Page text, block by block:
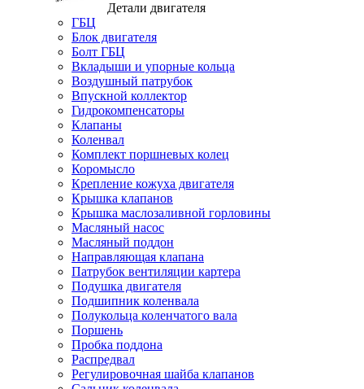
Детали двигателя
ГБЦ
Блок двигателя
Болт ГБЦ
Вкладыши и упорные кольца
Воздушный патрубок
Впускной коллектор
Гидрокомпенсаторы
Клапаны
Коленвал
Комплект поршневых колец
Коромысло
Крепление кожуха двигателя
Крышка клапанов
Крышка маслозаливной горловины
Масляный насос
Масляный поддон
Направляющая клапана
Патрубок вентиляции картера
Подушка двигателя
Подшипник коленвала
Полукольца коленчатого вала
Поршень
Пробка поддона
Распредвал
Регулировочная шайба клапанов